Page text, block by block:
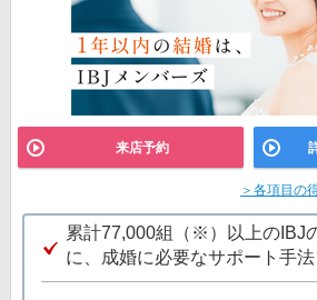
来店予約
＞各項目の
累計77,000組（※）以上のIBJ
に、成婚に必要なサポート手